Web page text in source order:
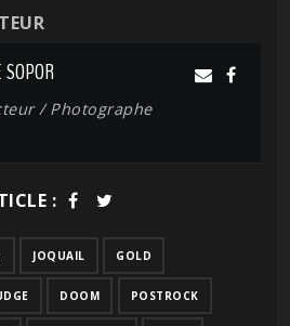
SOPOR
/ Photographe
:
JOQUAIL GOLD
DOOM POSTROCK